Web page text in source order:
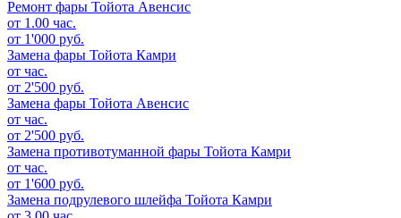
Ремонт фары Тойота Авенсис
от 1.00 час.
от 1'000 руб.
Замена фары Тойота Камри
от час.
от 2'500 руб.
Замена фары Тойота Авенсис
от час.
от 2'500 руб.
Замена противотуманной фары Тойота Камри
от час.
от 1'600 руб.
Замена подрулевого шлейфа Тойота Камри